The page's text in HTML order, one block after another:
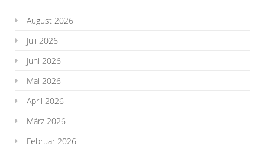
August 2026
Juli 2026
Juni 2026
Mai 2026
April 2026
März 2026
Februar 2026